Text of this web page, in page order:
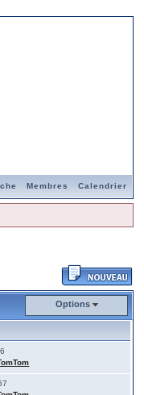
Membres Calendrier
Options